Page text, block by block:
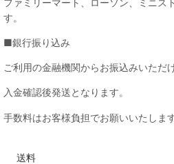
ファミリーマート、ローソン、ミニス
す。
■銀行振り込み
ご利用の金融機関からお振込みいただ
入金確認後発送となります。
手数料はお客様負担でお願いいたします
送料